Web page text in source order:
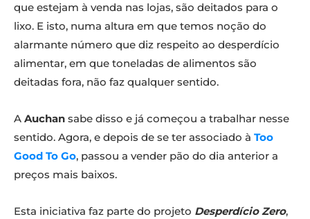
que estejam à venda nas lojas, são deitados para o
lixo. E isto, numa altura em que temos noção do
alarmante número que diz respeito ao desperdício
alimentar, em que toneladas de alimentos são
deitadas fora, não faz qualquer sentido.
A Auchan sabe disso e já começou a trabalhar nesse
sentido. Agora, e depois de se ter associado à Too
Good To Go, passou a vender pão do dia anterior a
preços mais baixos.
Esta iniciativa faz parte do projeto Desperdício Zero,